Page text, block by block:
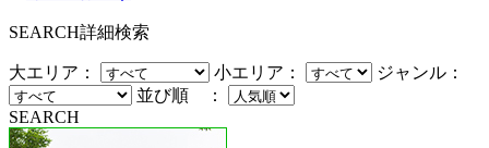
SEARCH詳細検索
大エリア： 小エリア：
ジャンル：
並び順 ：
SEARCH